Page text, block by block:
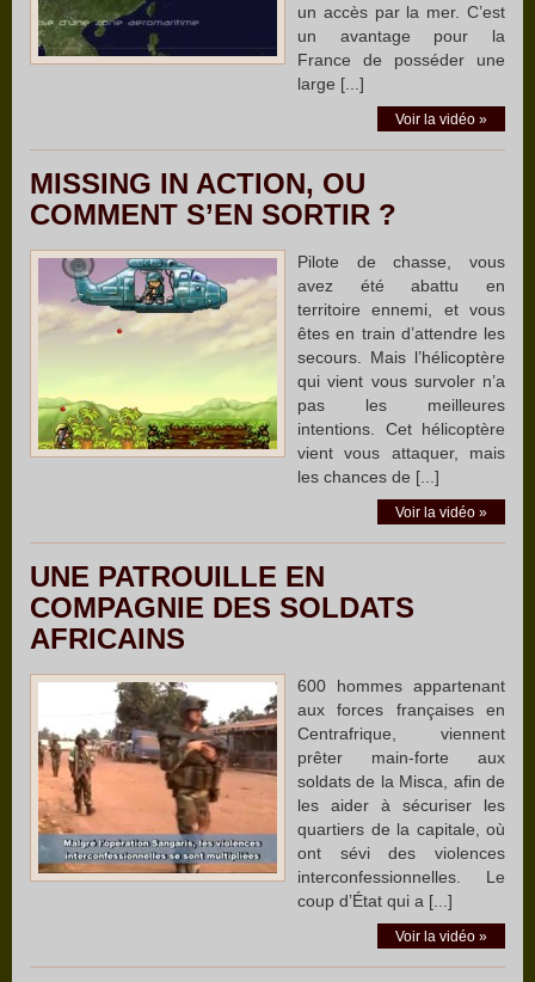
un accès par la mer. C’est
un avantage pour la
France de posséder une
large [...]
Voir la vidéo »
MISSING IN ACTION, OU
COMMENT S’EN SORTIR ?
Pilote de chasse, vous
avez été abattu en
territoire ennemi, et vous
êtes en train d’attendre les
secours. Mais l’hélicoptère
qui vient vous survoler n’a
pas les meilleures
intentions. Cet hélicoptère
vient vous attaquer, mais
les chances de [...]
Voir la vidéo »
UNE PATROUILLE EN
COMPAGNIE DES SOLDATS
AFRICAINS
600 hommes appartenant
aux forces françaises en
Centrafrique, viennent
prêter main-forte aux
soldats de la Misca, afin de
les aider à sécuriser les
quartiers de la capitale, où
ont sévi des violences
interconfessionnelles. Le
coup d’État qui a [...]
Voir la vidéo »